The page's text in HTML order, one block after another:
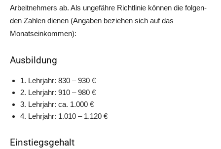
Arbeit­neh­mers ab. Als unge­fäh­re Richt­li­nie kön­nen die fol­gen­
den Zah­len die­nen (Anga­ben bezie­hen sich auf das
Monatseinkommen):
Ausbildung
1. Lehr­jahr: 830 – 930 €
2. Lehr­jahr: 910 – 980 €
3. Lehr­jahr: ca. 1.000 €
4. Lehr­jahr: 1.010 – 1.120 €
Einstiegsgehalt